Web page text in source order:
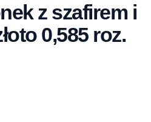
z szafirem i
0,585 roz.